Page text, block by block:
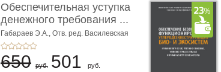
Обеспечительная уступка
денежного требования ...
Габараев Э.А., Отв. ред. Василевская
Л.Ю.,вступ. сл. Каретина М.Г.
650 руб. 501 руб.